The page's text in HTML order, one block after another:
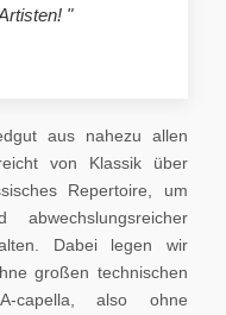
"
aus nahezu allen
von Klassik über
Repertoire, um
Dabei legen wir
großen technischen
capella, also ohne